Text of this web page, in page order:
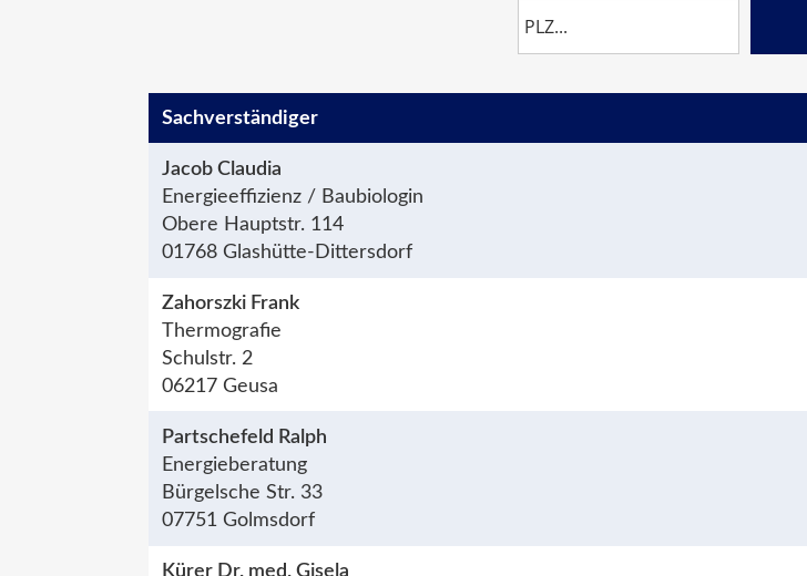
Sachver­ständiger
Jacob Claudia
Energieeffizienz / Baubiologin
Obere Hauptstr. 114
01768 Glashütte-Dittersdorf
Zahorszki Frank
Thermografie
Schulstr. 2
06217 Geusa
Partschefeld Ralph
Energieberatung
Bürgelsche Str. 33
07751 Golmsdorf
Kürer Dr. med. Gisela